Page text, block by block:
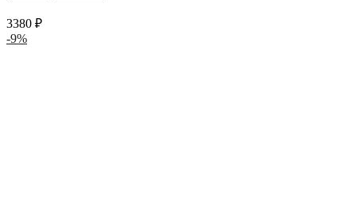
3380 ₽
-9%